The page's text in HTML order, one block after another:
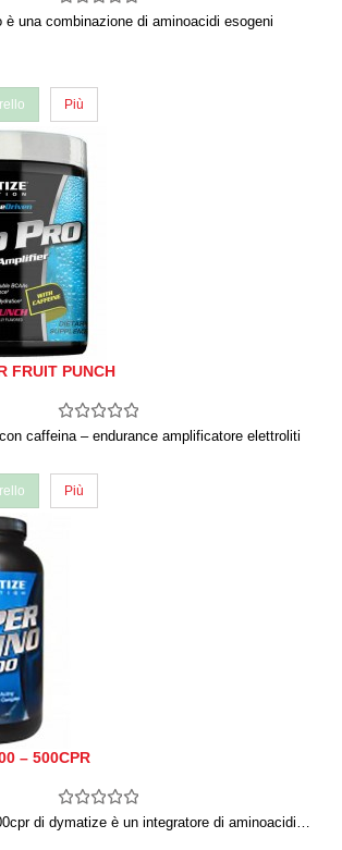
è una combinazione di aminoacidi esogeni
Più
FRUIT PUNCH
caffeina – endurance amplificatore elettroliti
Più
– 500CPR
di dymatize è un integratore di aminoacidi…